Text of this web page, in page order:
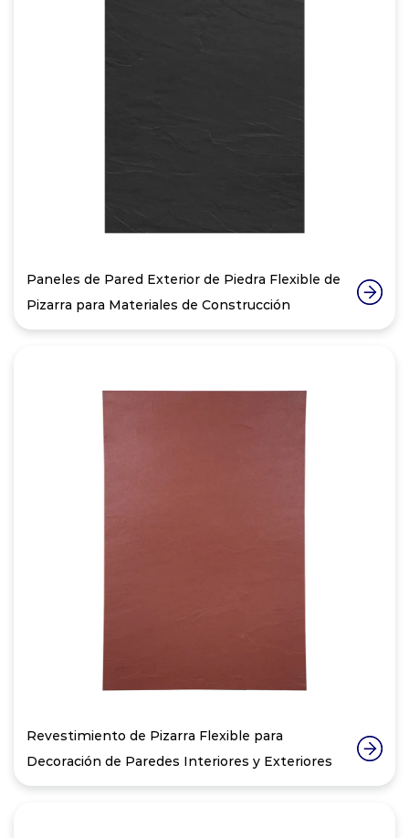
Paneles de Pared Exterior de Piedra Flexible de
Pizarra para Materiales de Construcción
Revestimiento de Pizarra Flexible para
Decoración de Paredes Interiores y Exteriores